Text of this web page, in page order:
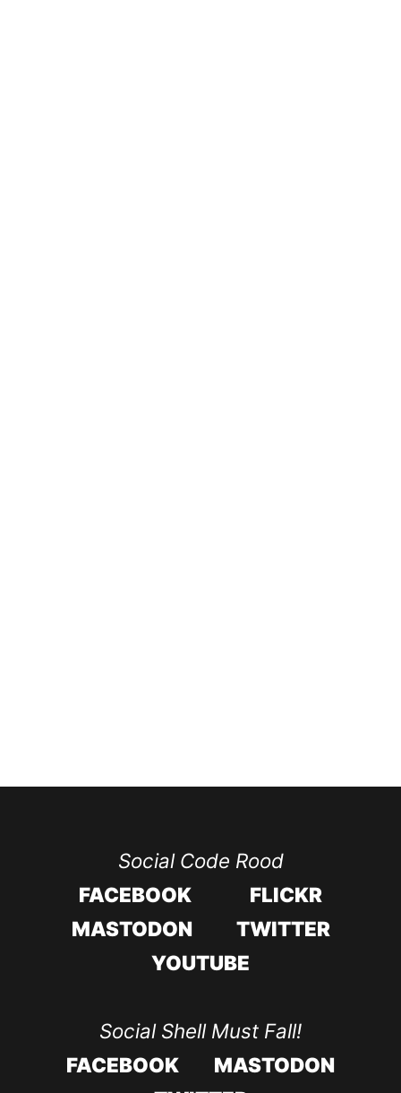
Social Code Rood
FACEBOOK
FLICKR
MASTODON
TWITTER
YOUTUBE
Social Shell Must Fall!
FACEBOOK
MASTODON